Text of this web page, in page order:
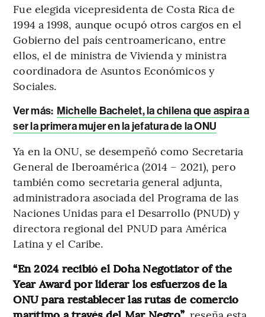
Fue elegida vicepresidenta de Costa Rica de
1994 a 1998, aunque ocupó otros cargos en el
Gobierno del país centroamericano, entre
ellos, el de ministra de Vivienda y ministra
coordinadora de Asuntos Económicos y
Sociales.
Ver más: Michelle Bachelet, la chilena que aspira a
ser la primera mujer en la jefatura de la ONU
Ya en la ONU, se desempeñó como Secretaria
General de Iberoamérica (2014 – 2021), pero
también como secretaria general adjunta,
administradora asociada del Programa de las
Naciones Unidas para el Desarrollo (PNUD) y
directora regional del PNUD para América
Latina y el Caribe.
“En 2024 recibió el Doha Negotiator of the
Year Award por liderar los esfuerzos de la
ONU para restablecer las rutas de comercio